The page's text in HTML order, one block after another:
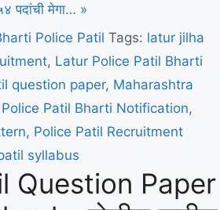
पदांची मेगा… »
Police Patil Tags: latur jilha
, Latur Police Patil Bharti
question paper, Maharashtra
Police Patil Bharti Notification,
, Police Patil Recruitment
syllabus
Question Paper